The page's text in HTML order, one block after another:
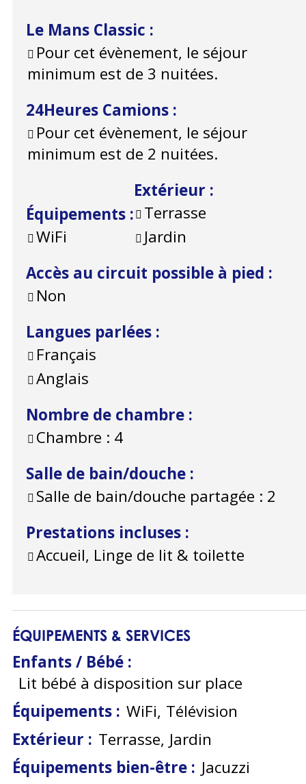
Le Mans Classic :
Pour cet évènement, le séjour
minimum est de 3 nuitées.
24Heures Camions :
Pour cet évènement, le séjour
minimum est de 2 nuitées.
Équipements :
WiFi
Extérieur :
Terrasse
Jardin
Accès au circuit possible à pied :
Non
Langues parlées :
Français
Anglais
Nombre de chambre :
Chambre : 4
Salle de bain/douche :
Salle de bain/douche partagée : 2
Prestations incluses :
Accueil, Linge de lit & toilette
ÉQUIPEMENTS & SERVICES
Enfants / Bébé :
Lit bébé à disposition sur place
Équipements : WiFi Télévision
Extérieur : Terrasse Jardin
Équipements bien-être : Jacuzzi